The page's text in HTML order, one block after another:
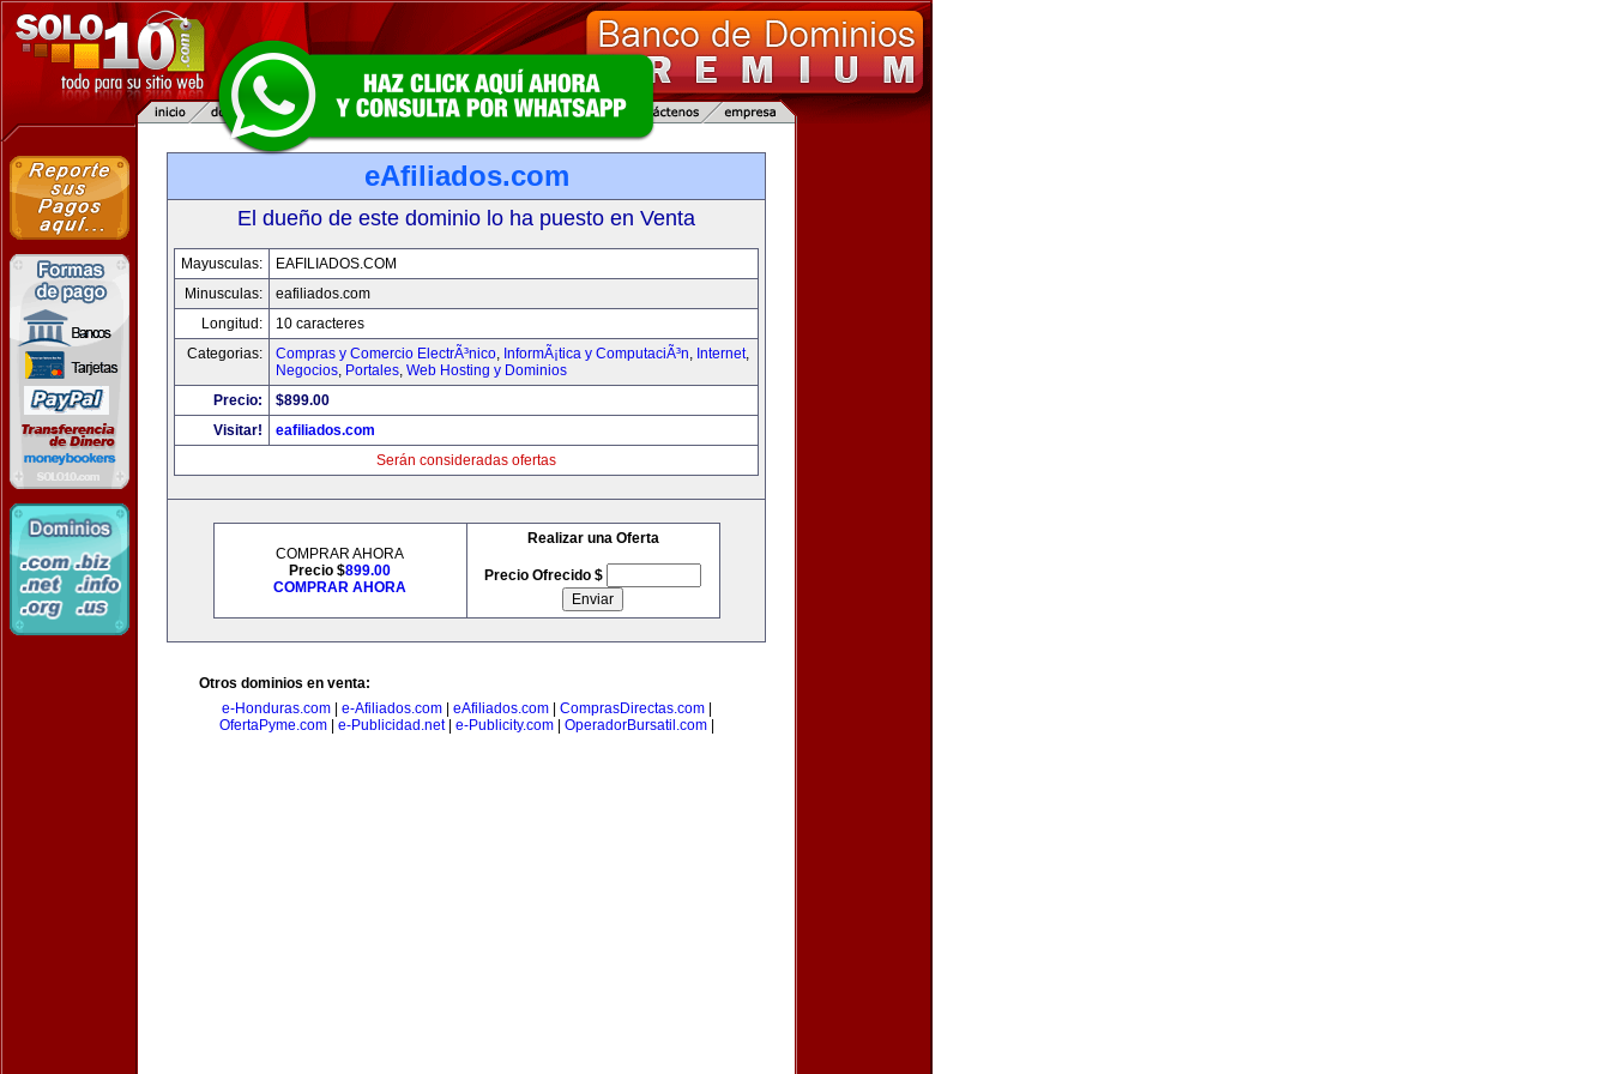
eAfiliados.com
El dueño de este dominio lo ha puesto en Venta
Mayusculas:
EAFILIADOS.COM
Minusculas:
eafiliados.com
Longitud:
10 caracteres
Categorias:
Compras y Comercio ElectrÃ³nico, InformÃ¡tica y ComputaciÃ³n, Internet,
Negocios, Portales, Web Hosting y Dominios
Precio:
$899.00
Visitar!
eafiliados.com
Serán consideradas ofertas
COMPRAR AHORA
Precio $899.00
COMPRAR AHORA
Realizar una Oferta
Precio Ofrecido $
Otros dominios en venta:
e-Honduras.com| e-Afiliados.com| eAfiliados.com| ComprasDirectas.com|
OfertaPyme.com| e-Publicidad.net| e-Publicity.com| OperadorBursatil.com|